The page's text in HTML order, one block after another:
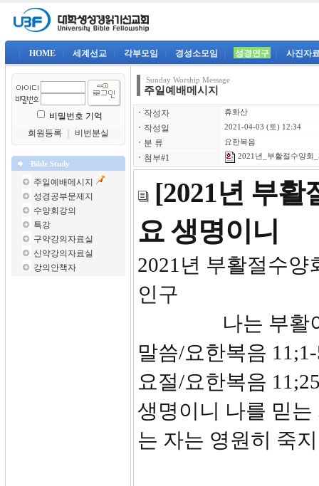
HOME 세계선교 각부모임 경성소모임 성경연구 사진자
비밀번호 기억
회원등록
비번분실
Bible Study
주일예배메시지
성경공부문제지
수양회강의
특강
구약강의자료실
신약강의자료실
강의안책자
Sunday Worship Message
주일예배메시지
ㆍ 작성자 휴화산
ㆍ 작성일 2021-04-03 (토) 12:34
ㆍ 분 류 요한복음
ㆍ 첨부#1 2021년_부활절수양회
[2021년 부활
요 생명이니
2021년
인구
나는 부활이
말씀/요한복음
요절/요한복음
생명이니 나를 믿
는 자는 영원히 죽